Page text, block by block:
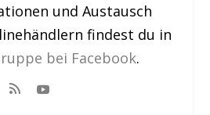
und Austausch
findest du in
bei Facebook.